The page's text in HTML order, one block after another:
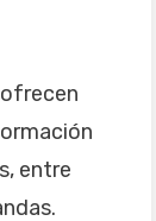
entre